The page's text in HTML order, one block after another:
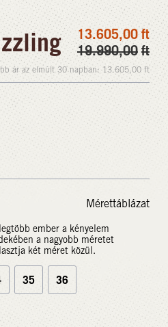
13.605,00 ft
19.990,00 ft
ár az elmúlt 30 napban:13.605,00 ft
Mérettáblázat
ember a kényelem
a nagyobb méretet
két méret közül.
35 36